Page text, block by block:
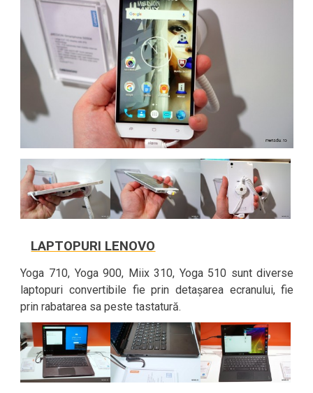
LAPTOPURI LENOVO
Yoga 710, Yoga 900, Miix 310, Yoga 510 sunt diverse
laptopuri convertibile fie prin detașarea ecranului, fie
prin rabatarea sa peste tastatură.